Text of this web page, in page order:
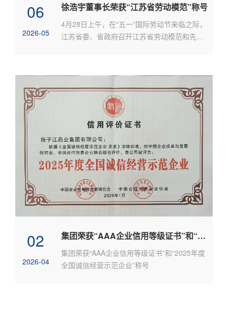
06
2026-05
徐浩宇董事长荣获“江苏省劳动模范”称号
4月28日上午，在“五一”国际劳动节来临之际，
江苏省委、省政府召开江苏省劳动模范和先进
02
2026-04
集团荣获“AAA企业信用等级证书”和“2025年度全国诚信经营示范企业”称号
集团荣获“AAA企业信用等级证书”和“2025年度
全国诚信经营示范企业”称号